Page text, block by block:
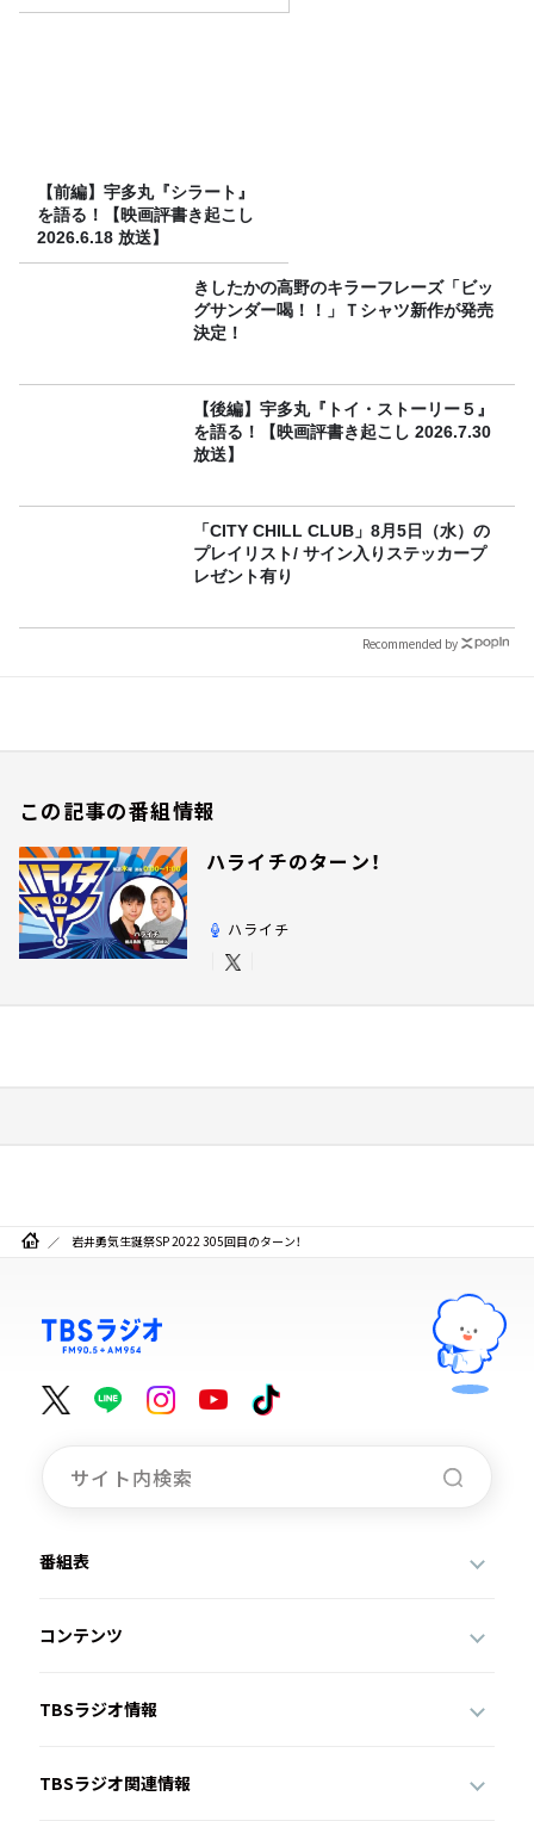
【前編】宇多丸『シラート』
を語る！【映画評書き起こし
2026.6.18 放送】
きしたかの高野のキラーフレーズ「ビッ
グサンダー喝！！」Ｔシャツ新作が発売
決定！
【後編】宇多丸『トイ・ストーリー５』
を語る！【映画評書き起こし 2026.7.30
放送】
「CITY CHILL CLUB」8月5日（水）の
プレイリスト/ サイン入りステッカープ
レゼント有り
Recommended by
この記事の番組情報
ハライチのターン！
ハライチ
岩井勇気生誕祭SP 2022 305回目のターン！
番組表
コンテンツ
TBSラジオ情報
TBSラジオ関連情報